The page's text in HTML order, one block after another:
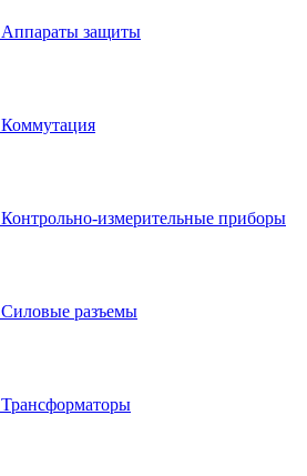
Аппараты защиты
Коммутация
Контрольно-измерительные приборы
Силовые разъемы
Трансформаторы